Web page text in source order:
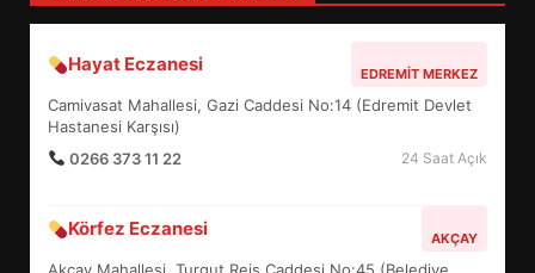
Hayat Eczanesi EDREMIT MERKEZ
Camivasat Mahallesi, Gazi Caddesi No:14 (Edremit Devlet
Hastanesi Karşısı)
0266 373 11 22
24 Saat Açık
Körfez Eczanesi AKÇAY
6
BURHANİYE SATRANÇ
TURNUVASI KAYITLARI NEYİ
DEĞİŞTİRİYOR?
YENİ YÖNETİM NASIL
ŞEKİLLENDİ?